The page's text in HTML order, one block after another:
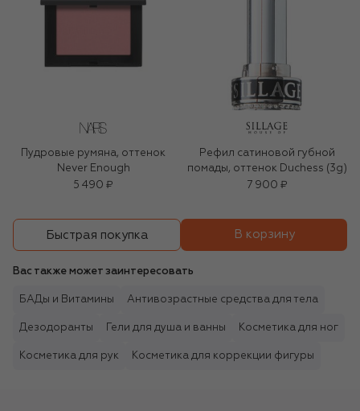
Пудровые румяна, оттенок
Never Enough
5 490 ₽
Рефил сатиновой губной
помады, оттенок Duchess (3g)
7 900 ₽
Быстрая покупка В корзину
Вас также может заинтересовать
БАДы и Витамины Антивозрастные средства для тела
Дезодоранты Гели для душа и ванны Косметика для ног
Косметика для рук Косметика для коррекции фигуры